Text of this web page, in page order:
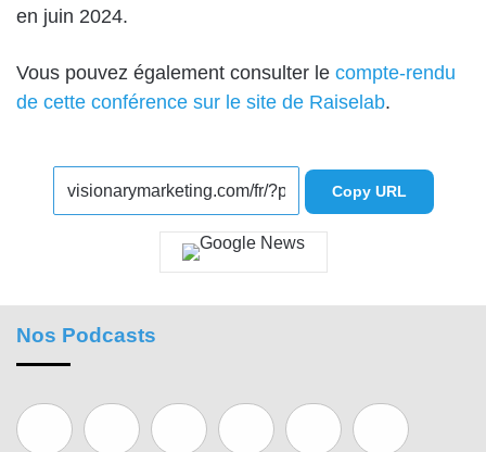
en juin 2024.
Vous pouvez également consulter le compte-rendu
de cette conférence sur le site de Raiselab.
Copy URL
Nos Podcasts